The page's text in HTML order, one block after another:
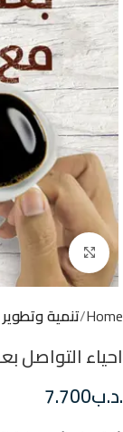
to enlarge
Home تنمية
احياء التواصل
.د.ب7.700